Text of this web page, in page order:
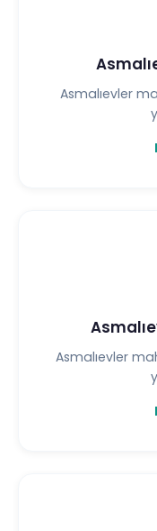
Asmalıevler
Asmalıevler